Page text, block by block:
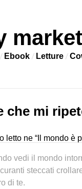
Ebook Letture
che mi
letto ne “Il mondo è
vedi il mondo
steccati
di te.